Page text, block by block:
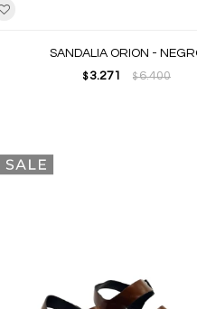
SANDALIA ORION -
$ 3.271 $6.400